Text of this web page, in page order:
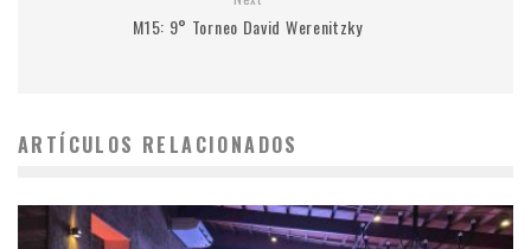
M15: 9° Torneo David Werenitzky
ARTÍCULOS RELACIONADOS